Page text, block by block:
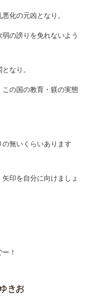
化の元凶となり。
の謗りを免れないよう
なり。
の国の教育・躾の実態
無いくらいあります
印を自分に向けましょ
！